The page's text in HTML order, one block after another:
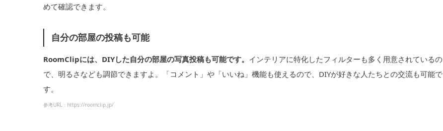
めて確認できます。
自分の部屋の投稿も可能
RoomClipには、DIYした自分の部屋の写真投稿も可能です。 インテリアに特化したフィルターも多く用意されているの
で、明るさなども調節できますよ。「コメント」や「いいね」機能も使えるので、DIYが好きな人たちとの交流も可能で
す。
参考URL：https://roomclip.jp/